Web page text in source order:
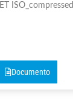
ISO_compressed
Documento